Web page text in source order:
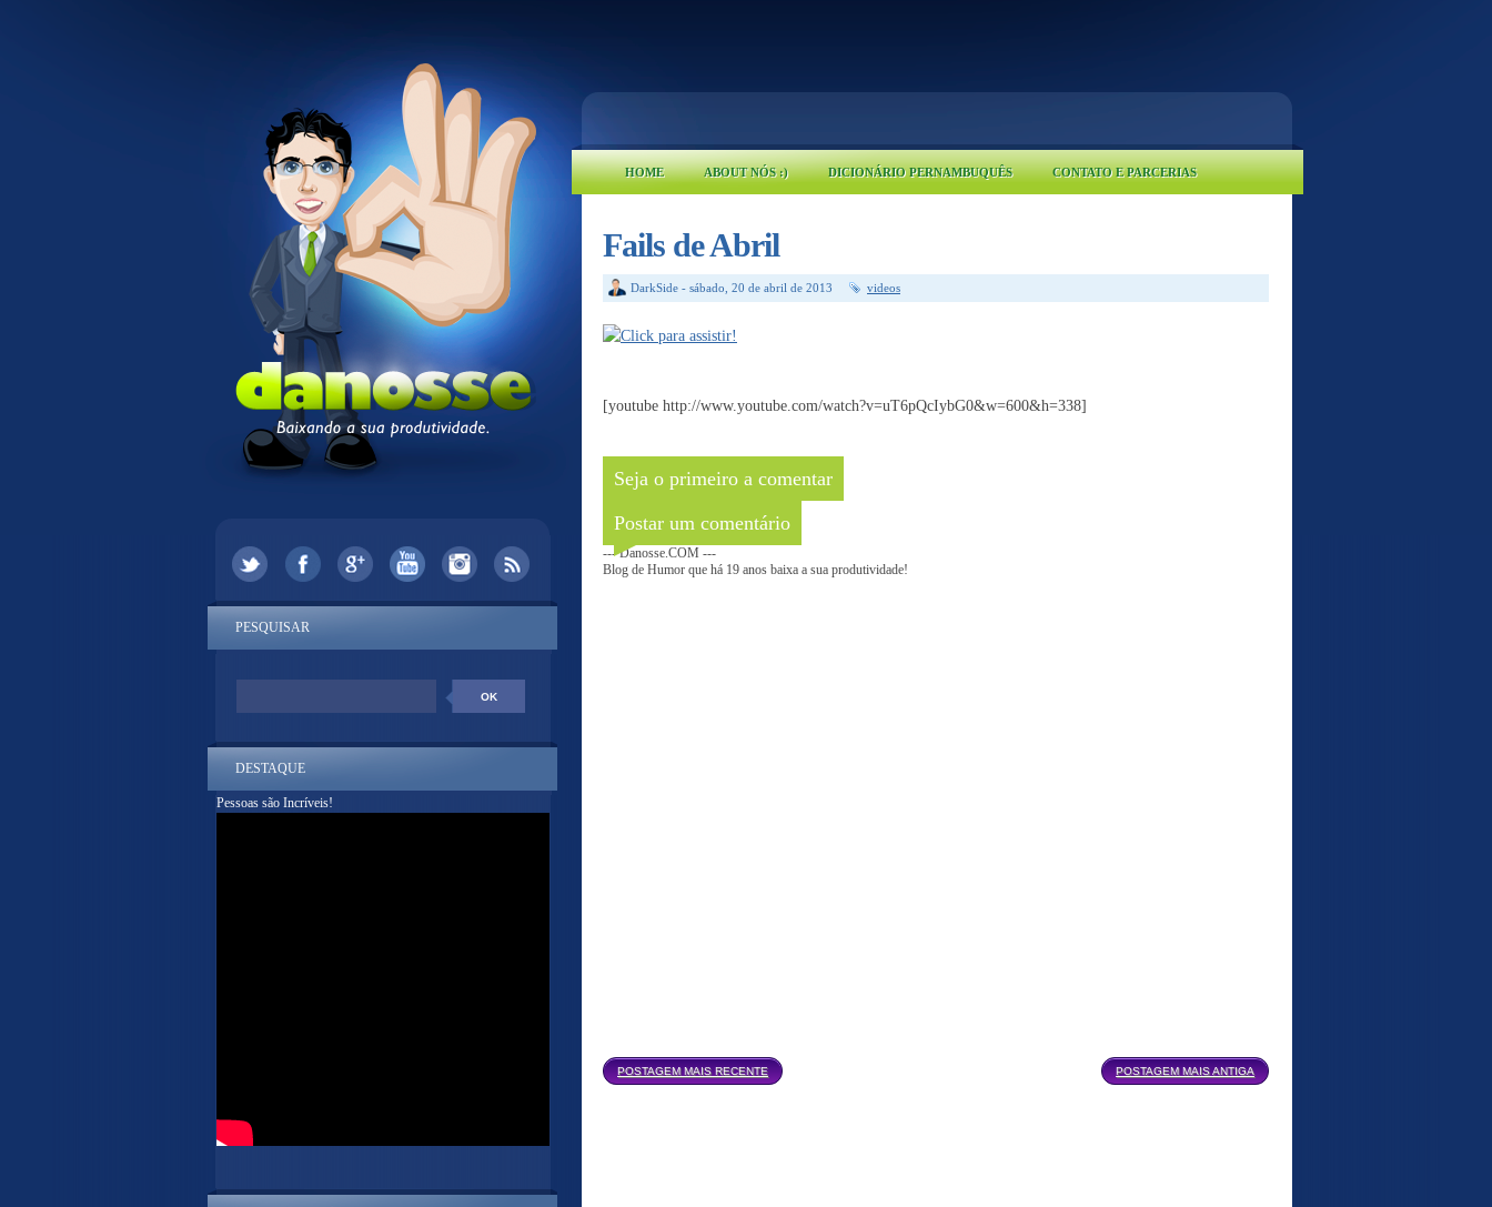
HOME ABOUT NÓS :) DICIONÁRIO PERNAMBUQUÊS CONTATO E PARCERIAS
Fails de Abril
DarkSide - sábado, 20 de abril de 2013 videos
[youtube http://www.youtube.com/watch?v=uT6pQcIybG0&w=600&h=338]
Seja o primeiro a comentar
Postar um comentário
--- Danosse.COM ---
Blog de Humor que há 19 anos baixa a sua produtividade!
POSTAGEM MAIS RECENTE POSTAGEM MAIS ANTIGA
PESQUISAR
DESTAQUE
Pessoas são Incríveis!